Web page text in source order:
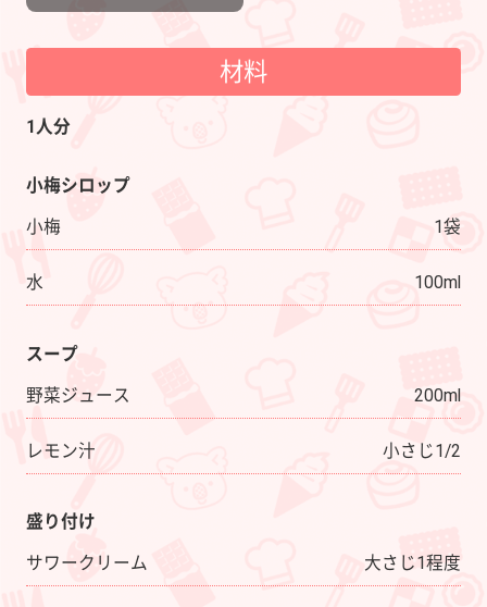
材料
1人分
小梅シロップ
小梅
1袋
水 100ml
スープ
野菜ジュース
200ml
レモン汁 小さじ1/2
盛り付け
サワークリーム
大さじ1程度